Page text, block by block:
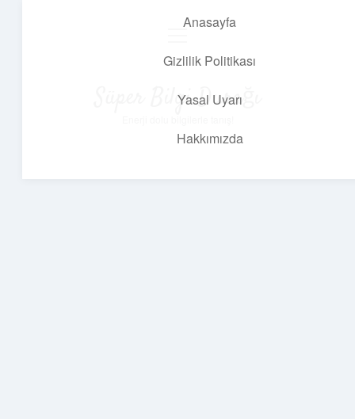
Anasayfa
Gizlilik Politikası
Yasal Uyarı
Hakkımızda
Süper Bilgi Durağı